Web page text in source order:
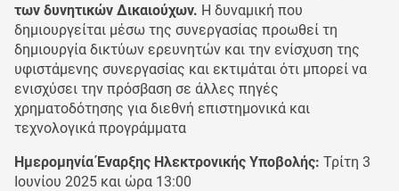
των δυνητικών Δικαιούχων. Η δυναμική που
δημιουργείται μέσω της συνεργασίας προωθεί τη
δημιουργία δικτύων ερευνητών και την ενίσχυση της
υφιστάμενης συνεργασίας και εκτιμάται ότι μπορεί να
ενισχύσει την πρόσβαση σε άλλες πηγές
χρηματοδότησης για διεθνή επιστημονικά και
τεχνολογικά προγράμματα
Ημερομηνία Έναρξης Ηλεκτρονικής Υποβολής: Τρίτη 3
Ιουνίου 2025 και ώρα 13:00